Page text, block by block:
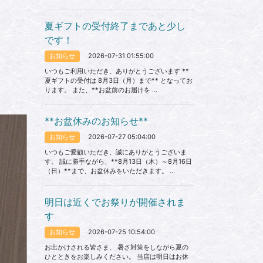
夏ギフトの受付終了まであと少し
です！
お知らせ
2026-07-31 01:55:00
いつもご利用いただき、ありがとうございます **
夏ギフトの受付は 8月3日（月）まで** となってお
ります。 また、**お盆前のお届けを ...
**お盆休みのお知らせ**
お知らせ
2026-07-27 05:04:00
いつもご愛顧いただき、誠にありがとうございま
す。 誠に勝手ながら、**8月13日（木）～8月16日
（日）**まで、お盆休みをいただきます。 ...
明日は近くでお祭りが開催されま
す
お知らせ
2026-07-25 10:54:00
お出かけされる皆さま、 暑さ対策をしながら夏の
ひとときをお楽しみください。 当店は明日はお休